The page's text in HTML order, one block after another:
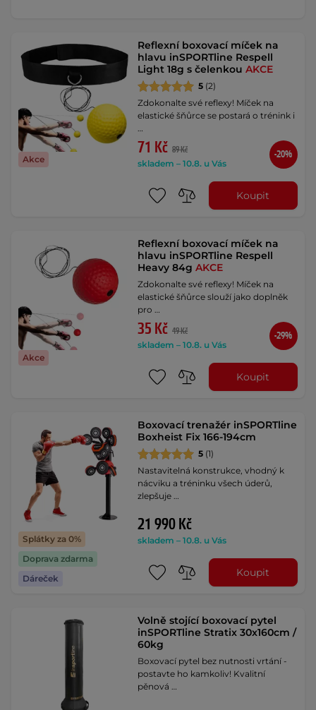
Akce
Reflexní boxovací míček na
hlavu inSPORTline Respell
Light 18g s čelenkouAKCE
5 (2)
Zdokonalte své reflexy! Míček na
elastické šňůrce se postará o trénink i
…
71 Kč 89 Kč
skladem – 10.8. u Vás
-20%
Koupit
Akce
Reflexní boxovací míček na
hlavu inSPORTline Respell
Heavy 84gAKCE
Zdokonalte své reflexy! Míček na
elastické šňůrce slouží jako doplněk
pro …
35 Kč 49 Kč
skladem – 10.8. u Vás
-29%
Koupit
Splátky za 0%
Doprava zdarma
Dáreček
Boxovací trenažér inSPORTline
Boxheist Fix 166-194cm
5 (1)
Nastavitelná konstrukce, vhodný k
nácviku a tréninku všech úderů,
zlepšuje …
21 990 Kč
skladem – 10.8. u Vás
Koupit
Volně stojící boxovací pytel
inSPORTline Stratix 30x160cm /
60kg
Boxovací pytel bez nutnosti vrtání -
postavte ho kamkoliv! Kvalitní
pěnová …